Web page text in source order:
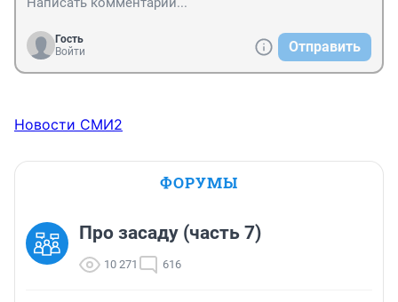
Гость
Войти
Отправить
Новости СМИ2
ФОРУМЫ
Про засаду (часть 7)
10 271 616